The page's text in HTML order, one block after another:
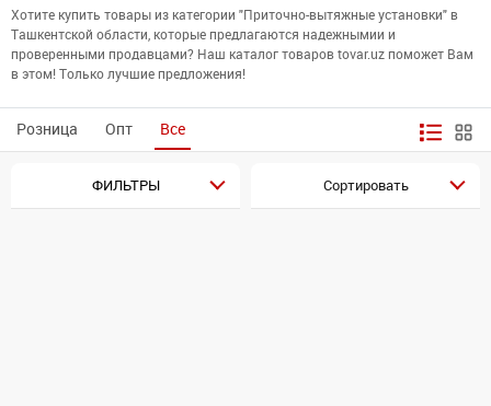
Хотите купить товары из категории "Приточно-вытяжные установки" в
Ташкентской области, которые предлагаются надежнымии и
проверенными продавцами? Наш каталог товаров tovar.uz поможет Вам
в этом! Только лучшие предложения!
Розница Опт Все
ФИЛЬТРЫ Сортировать